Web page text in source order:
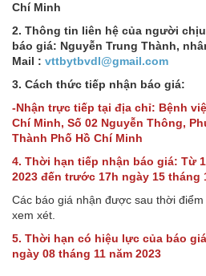
Chí Minh
2. Thông tin liên hệ của người
báo giá: Nguyễn Trung Thành,
Mail : vttbytbvdl@gmail.com
3. Cách thức tiếp nhận báo giá:
-Nhận trực tiếp tại địa chỉ: Bệnh
Chí Minh, Số 02 Nguyễn Thông,
Thành Phố Hồ Chí Minh
4. Thời hạn tiếp nhận báo giá: Từ
2023 đến trước 17h ngày 15 tháng
Các báo giá nhận được sau thời
xem xét.
5. Thời hạn có hiệu lực của báo
ngày 08 tháng 11 năm 2023